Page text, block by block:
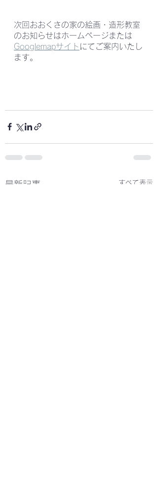
次回おおくさの家の絵画・造形教室
のお知らせはホームページまたは
Googlemapサイト にてご案内いたし
ます。
最新記事 すべて表示